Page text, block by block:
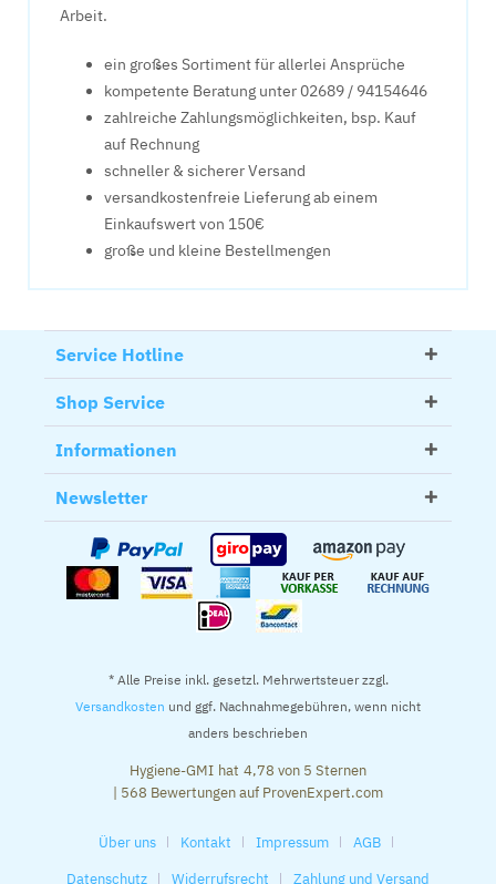
Arbeit.
ein großes Sortiment für allerlei Ansprüche
kompetente Beratung unter 02689 / 94154646
zahlreiche Zahlungsmöglichkeiten, bsp. Kauf
auf Rechnung
schneller & sicherer Versand
versandkostenfreie Lieferung ab einem
Einkaufswert von 150€
große und kleine Bestellmengen
Service Hotline
Shop Service
Informationen
Newsletter
* Alle Preise inkl. gesetzl. Mehrwertsteuer zzgl.
Versandkosten und ggf. Nachnahmegebühren, wenn nicht
anders beschrieben
Hygiene-GMI hat 4,78 von 5 Sternen
| 568 Bewertungen auf ProvenExpert.com
Über uns Kontakt Impressum
AGB
Datenschutz
Widerrufsrecht Zahlung und Versand